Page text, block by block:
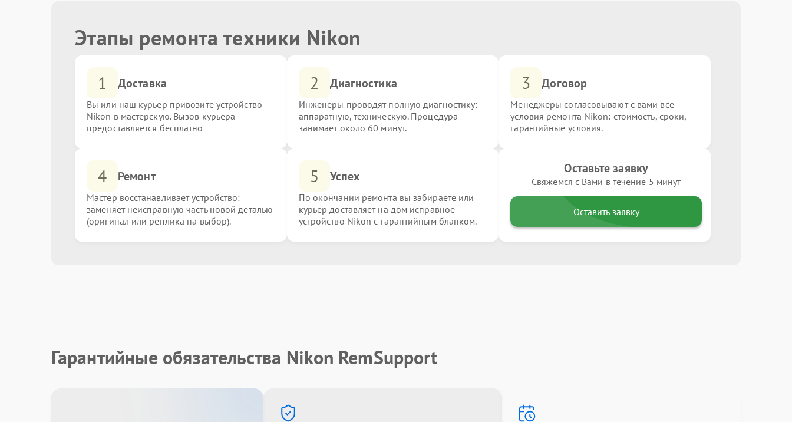
Этапы ремонта техники Nikon
1 Доставка
Вы или наш курьер привозите устройство
Nikon в мастерскую. Вызов курьера
предоставляется бесплатно
2 Диагностика
Инженеры проводят полную диагностику:
аппаратную, техническую. Процедура
занимает около 60 минут.
3 Договор
Менеджеры согласовывают с вами все
условия ремонта Nikon: стоимость, сроки,
гарантийные условия.
4 Ремонт
Мастер восстанавливает устройство:
заменяет неисправную часть новой деталью
(оригинал или реплика на выбор).
5 Успех
По окончании ремонта вы забираете или
курьер доставляет на дом исправное
устройство Nikon с гарантийным бланком.
Оставьте заявку
Свяжемся с Вами в течение 5 минут
Оставить заявку
Гарантийные обязательства Nikon RemSupport